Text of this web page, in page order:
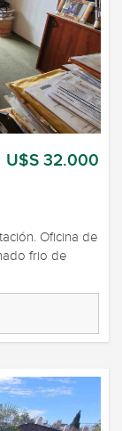
U$S 32.000
Oficina de
frio de